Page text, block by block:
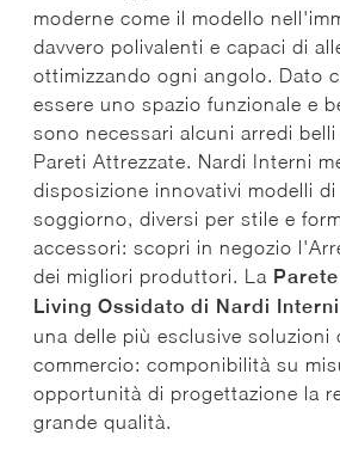
moderne come il modello
davvero polivalenti e capaci di
ottimizzando ogni angolo. Dato
essere uno spazio funzionale e
sono necessari alcuni arredi
Pareti Attrezzate. Nardi Interni
disposizione innovativi modelli di
soggiorno, diversi per stile e
accessori: scopri in negozio
dei migliori produttori. La
Living Ossidato di Nardi Interni
una delle più esclusive soluzioni
commercio: componibilità su
opportunità di progettazione la
grande qualità.